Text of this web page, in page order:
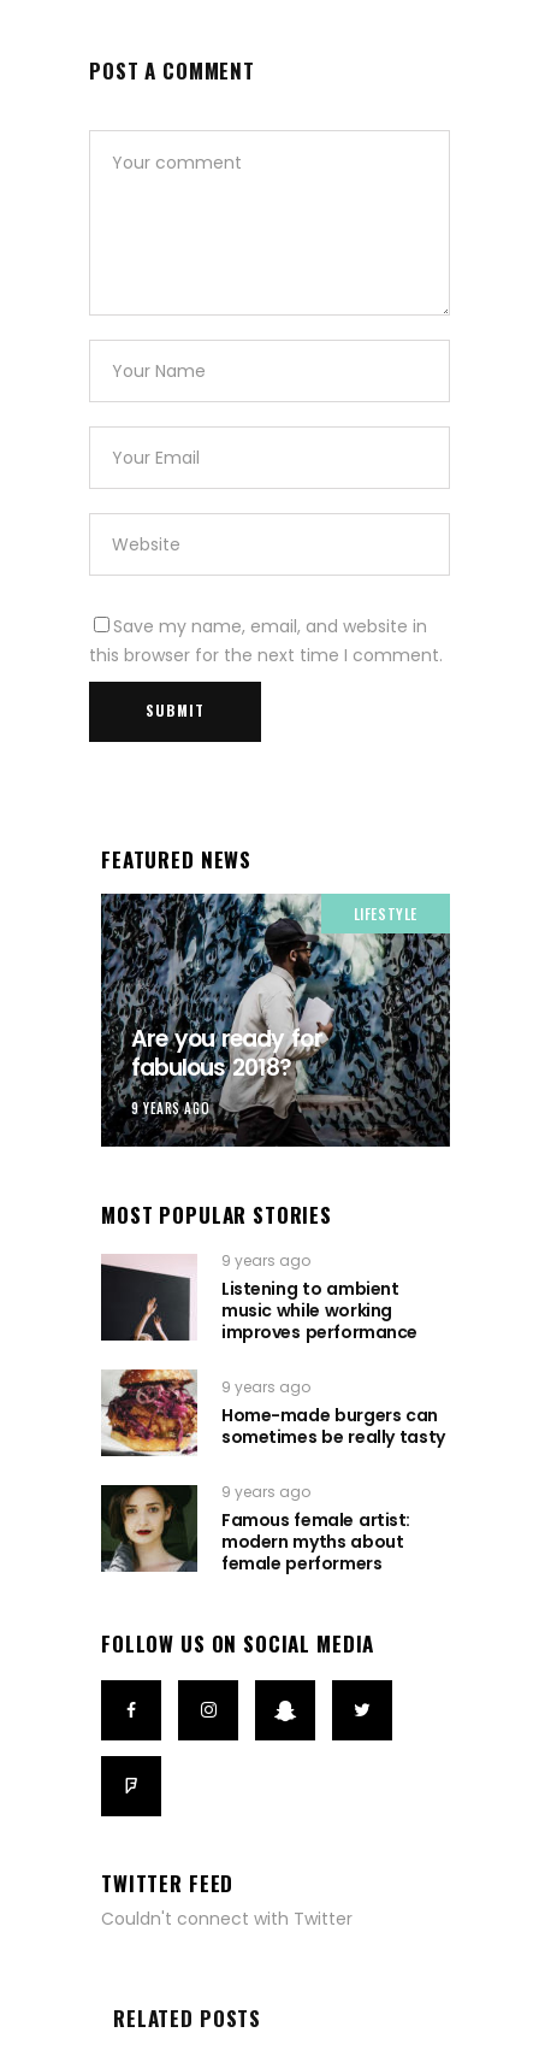
POST A COMMENT
Save my name, email, and website in
this browser for the next time I comment.
FEATURED NEWS
LIFESTYLE
Are you ready for
fabulous 2018?
9 YEARS AGO
MOST POPULAR STORIES
9 years ago
Listening to ambient
music while working
improves performance
9 years ago
Home-made burgers can
sometimes be really tasty
9 years ago
Famous female artist:
modern myths about
female performers
FOLLOW US ON SOCIAL MEDIA
TWITTER FEED
Couldn't connect with Twitter
RELATED POSTS